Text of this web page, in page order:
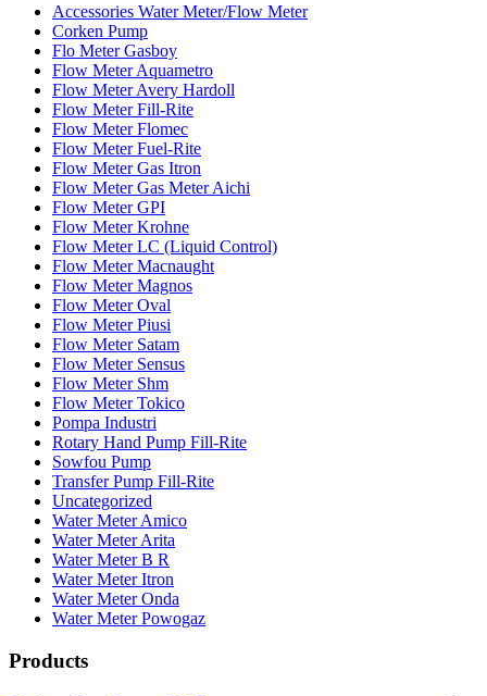
Accessories Water Meter/Flow Meter
Corken Pump
Flo Meter Gasboy
Flow Meter Aquametro
Flow Meter Avery Hardoll
Flow Meter Fill-Rite
Flow Meter Flomec
Flow Meter Fuel-Rite
Flow Meter Gas Itron
Flow Meter Gas Meter Aichi
Flow Meter GPI
Flow Meter Krohne
Flow Meter LC (Liquid Control)
Flow Meter Macnaught
Flow Meter Magnos
Flow Meter Oval
Flow Meter Piusi
Flow Meter Satam
Flow Meter Sensus
Flow Meter Shm
Flow Meter Tokico
Pompa Industri
Rotary Hand Pump Fill-Rite
Sowfou Pump
Transfer Pump Fill-Rite
Uncategorized
Water Meter Amico
Water Meter Arita
Water Meter B R
Water Meter Itron
Water Meter Onda
Water Meter Powogaz
Products